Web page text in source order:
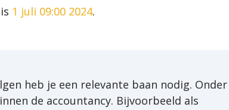
1 juli 09:00 2024.
heb je een relevante baan nodig. Onder
de accountancy. Bijvoorbeeld als